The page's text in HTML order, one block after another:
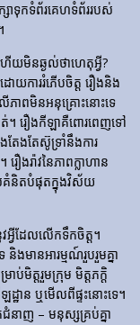
ាទុកទំព័រគេហទំព័ររបស់
ើយ​មិន​ឆ្ងល់​ថា​ហេតុអ្វី?
យ​ការ​រំភើប​ចិត្ត រឿង​និង​
ាពមិនអនុគ្រោះនោះទេ
ាត់។ រឿង​កីឡា​គឺ​ពោរពេញ​ទៅ​
ែងតែស៊ូទ្រាំនឹងការ
ឿងរ៉ាវនៃភាពក្លាហាន
គំនិតបំផុតក្នុងវិស័យ
អ្វីដែលលើកទឹកចិត្ត។
ងមានអារម្មណ៍រួបរួមគ្នា
ប់មិត្តរួមក្រុម មិត្តភក្តិ
ឋាន ឬមើលពីផ្ទះនោះទេ។
នាញ – មនុស្សគ្រប់គ្នា